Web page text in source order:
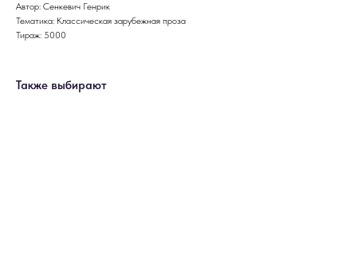
Автор: Сенкевич Генрик
Тематика: Классическая зарубежная проза
Тираж: 5000
Также выбирают